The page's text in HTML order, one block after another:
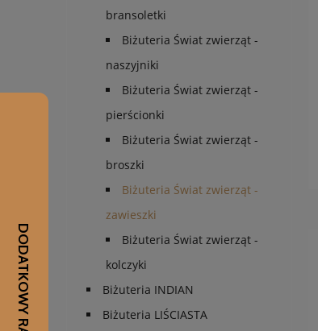
bransoletki
Biżuteria Świat zwierząt -
naszyjniki
Biżuteria Świat zwierząt -
pierścionki
Biżuteria Świat zwierząt -
broszki
Biżuteria Świat zwierząt -
zawieszki
Biżuteria Świat zwierząt -
kolczyki
Biżuteria INDIAN
Biżuteria LIŚCIASTA